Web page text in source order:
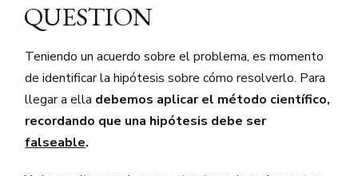
QUESTION
Teniendo un acuerdo sobre el problema, es momento
de identificar la hipótesis sobre cómo resolverlo. Para
llegar a ella debemos aplicar el método científico,
recordando que una hipótesis debe ser
falseable.